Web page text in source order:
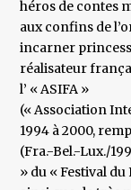
héros de contes
aux confins de
incarner
réalisateur
l’ « ASIFA »
(« Association
1994 à 2000,
(Fra.-Bel.-Lux./
» du « Festival du